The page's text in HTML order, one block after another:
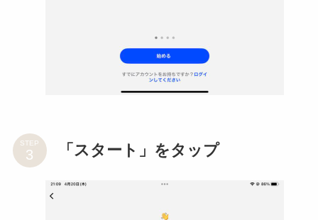
STEP 「スタート」をタップ